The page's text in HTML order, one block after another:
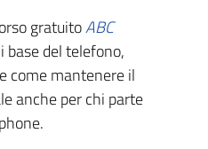
gratuitoABC
del telefono,
come mantenere il
anche per chi parte